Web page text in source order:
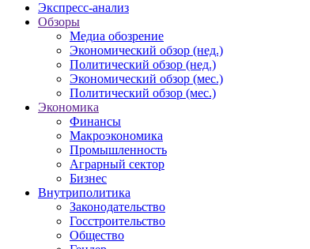
Экспресс-анализ
Обзоры
Медиа обозрение
Экономический обзор (нед.)
Политический обзор (нед.)
Экономический обзор (мес.)
Политический обзор (мес.)
Экономика
Финансы
Макроэкономика
Промышленность
Аграрный сектор
Бизнес
Внутриполитика
Законодательство
Госстроительство
Общество